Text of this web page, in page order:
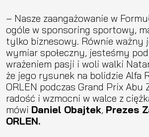
– Nasze zaangażowanie w
ogóle w sponsoring sportowy,
tylko biznesowy. Równie ważny
wymiar społeczny, jesteśmy
wrażeniem pasji i woli walki
że jego rysunek na bolidzie Alfa
ORLEN podczas Grand Prix Abu
radość i wzmocni w walce z
mówi Daniel Obajtek, Prezes
ORLEN.